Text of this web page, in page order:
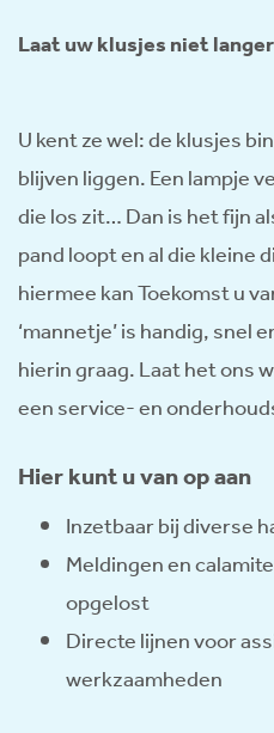
Laat uw klusjes niet
U kent ze wel: de klusjes
blijven liggen. Een lampje
die los zit… Dan is het fijn
pand loopt en al die kleine
hiermee kan Toekomst u
‘mannetje’ is handig, snel
hierin graag. Laat het ons
een service- en
Hier kunt u van op aan
Inzetbaar bij diverse
Meldingen en
opgelost
Directe lijnen voor
werkzaamheden